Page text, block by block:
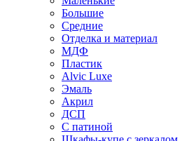
Большие
Средние
Отделка и материал
МДФ
Пластик
Alvic Luxe
Эмаль
Акрил
ДСП
С патиной